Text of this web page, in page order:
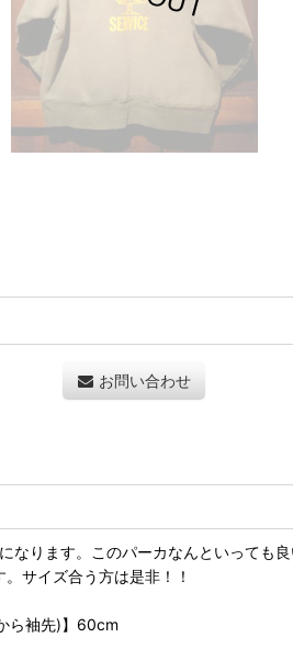
お問い合わせ
ります。このパーカなんといっても
サイズ合う方は是非！！
ら袖先)】60cm